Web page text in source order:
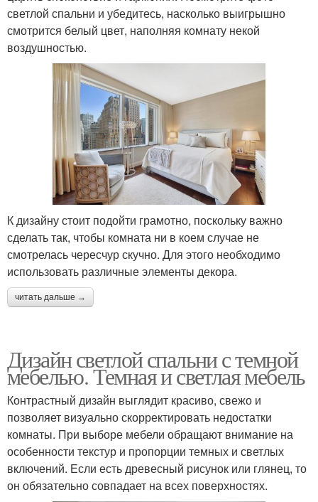
светлой спальни и убедитесь, насколько выигрышно
смотрится белый цвет, наполняя комнату некой
воздушностью.
К дизайну стоит подойти грамотно, поскольку важно
сделать так, чтобы комната ни в коем случае не
смотрелась чересчур скучно. Для этого необходимо
использовать различные элементы декора.
читать дальше →
Дизайн светлой спальни с темной
мебелью. Темная и светлая мебель
Контрастный дизайн выглядит красиво, свежо и
позволяет визуально скорректировать недостатки
комнаты. При выборе мебели обращают внимание на
особенности текстур и пропорции темных и светлых
включений. Если есть древесный рисунок или глянец, то
он обязательно совпадает на всех поверхностях.